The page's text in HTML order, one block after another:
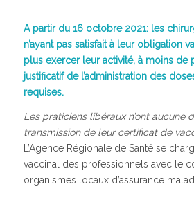
A partir du 16 octobre 2021: les
n’ayant pas satisfait à leur obligation
plus exercer leur activité, à moins de
justificatif de l’administration des
requises.
Les praticiens libéraux n’ont aucune
transmission de leur certificat de
L’Agence Régionale de Santé se
vaccinal des professionnels avec le
organismes locaux d’assurance